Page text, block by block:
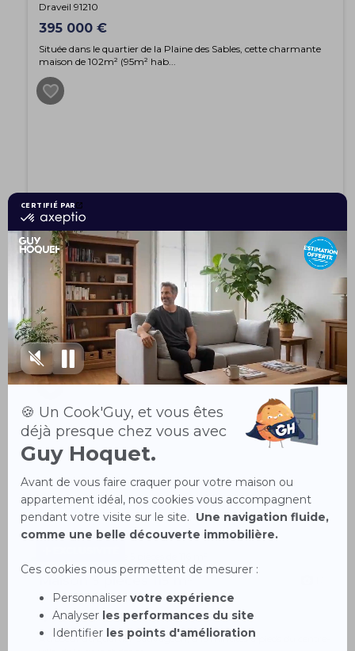
Draveil 91210
395 000 €
Située dans le quartier de la Plaine des Sables, cette charmante
maison de 102m² (95m² hab...
EXCLUSIVITÉ
Appartement 3 pièces 60 m²
YERRES 91330
179 900 €
A découvrir, ce charmant appartement 3 pièces traversant, dans
la Résidence de La Grande P...
Maison 5 pièces 115 m²
Brunoy 91800
440 000 €
Au coeur du quartier Sauvageon, à 15 minutes à pieds du centre-